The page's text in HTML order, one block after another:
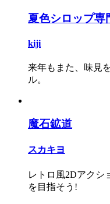
夏色シロップ専
kiji
来年もまた、味見
ル。
魔石鉱道
スカキヨ
レトロ風2Dアクシ
を目指そう!